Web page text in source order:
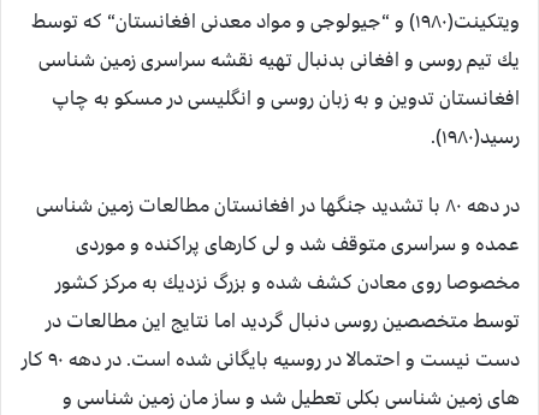
ویتكینت(۱۹۸۰) و “جیولوجی و مواد معدنی افغانستان“ كه توسط
یك تیم روسی و افغانی بدنبال تهیه نقشه سراسری زمین شناسی
افغانستان تدوین و به زبان روسی و انگلیسی در مسكو به چاپ
رسید(۱۹۸۰).
در دهه ۸۰ با تشدید جنگها در افغانستان مطالعات زمین شناسی
عمده و سراسری متوقف شد و لی كارهای پراكنده و موردی
مخصوصا روی معادن كشف شده و بزرگ نزدیك به مركز كشور
توسط متخصصین روسی دنبال گردید اما نتایج این مطالعات در
دست نیست و احتمالا در روسیه بایگانی شده است. در دهه ۹۰ كار
های زمین شناسی بكلی تعطیل شد و ساز مان زمین شناسی و